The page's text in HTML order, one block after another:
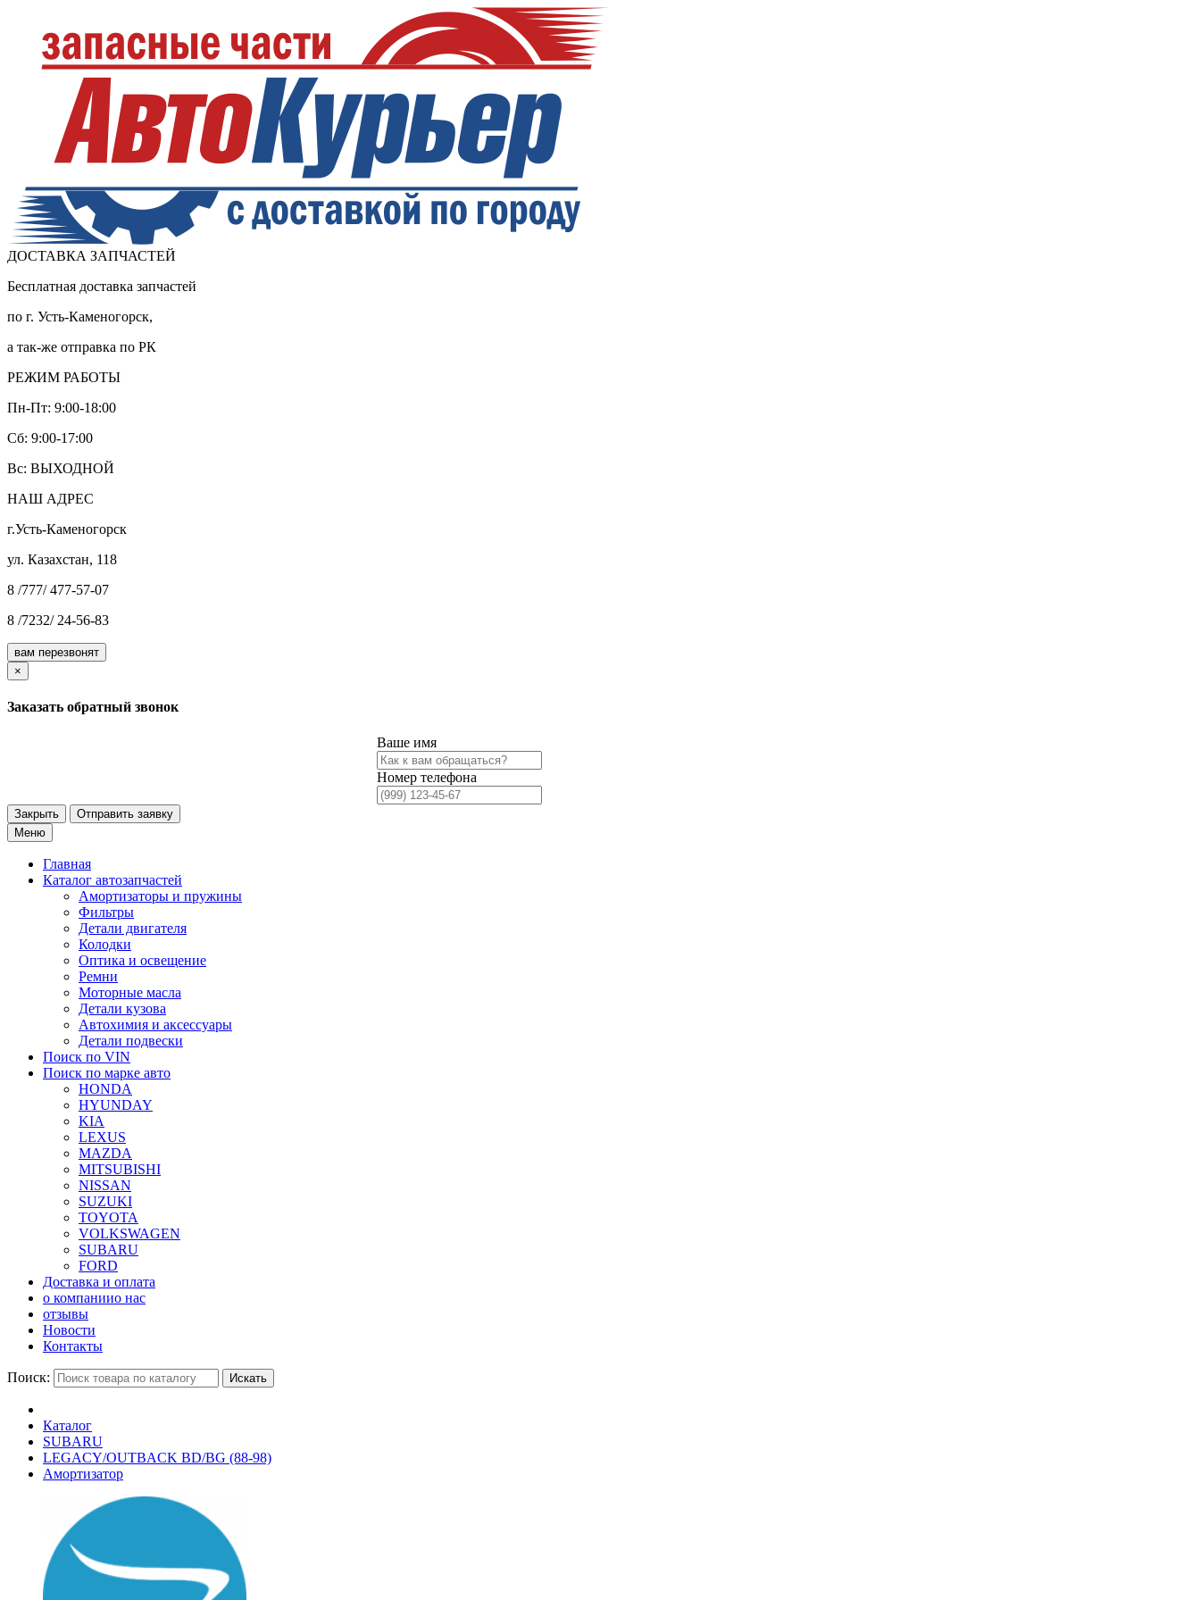
ДОСТАВКА ЗАПЧАСТЕЙ
Бесплатная доставка запчастей
по г. Усть-Каменогорск,
а так-же отправка по РК
РЕЖИМ РАБОТЫ
Пн-Пт: 9:00-18:00
Cб: 9:00-17:00
Вс: ВЫХОДНОЙ
НАШ АДРЕС
г.Усть-Каменогорск
ул. Казахстан, 118
8 /777/ 477-57-07
8 /7232/ 24-56-83
вам перезвонят
×
Заказать обратный звонок
Ваше имя
Номер телефона
Закрыть
Меню
Главная
Каталог автозапчастей
Амортизаторы и пружины
Фильтры
Детали двигателя
Колодки
Оптика и освещение
Ремни
Моторные масла
Детали кузова
Автохимия и аксессуары
Детали подвески
Поиск по VIN
Поиск по марке авто
HONDA
HYUNDAY
KIA
LEXUS
MAZDA
MITSUBISHI
NISSAN
SUZUKI
TOYOTA
VOLKSWAGEN
SUBARU
FORD
Доставка и оплата
о компаниио нас
отзывы
Новости
Контакты
Поиск: Искать
Каталог
SUBARU
LEGACY/OUTBACK BD/BG (88-98)
Амортизатор